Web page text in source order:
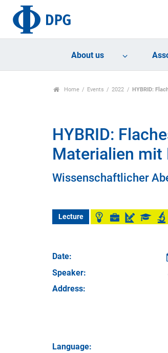
About us
Home Events 2022 HYBRID:
HYBRID:
Materialien mit
Wissenschaftlicher
Lecture
Date:
Speaker:
Address:
Language: